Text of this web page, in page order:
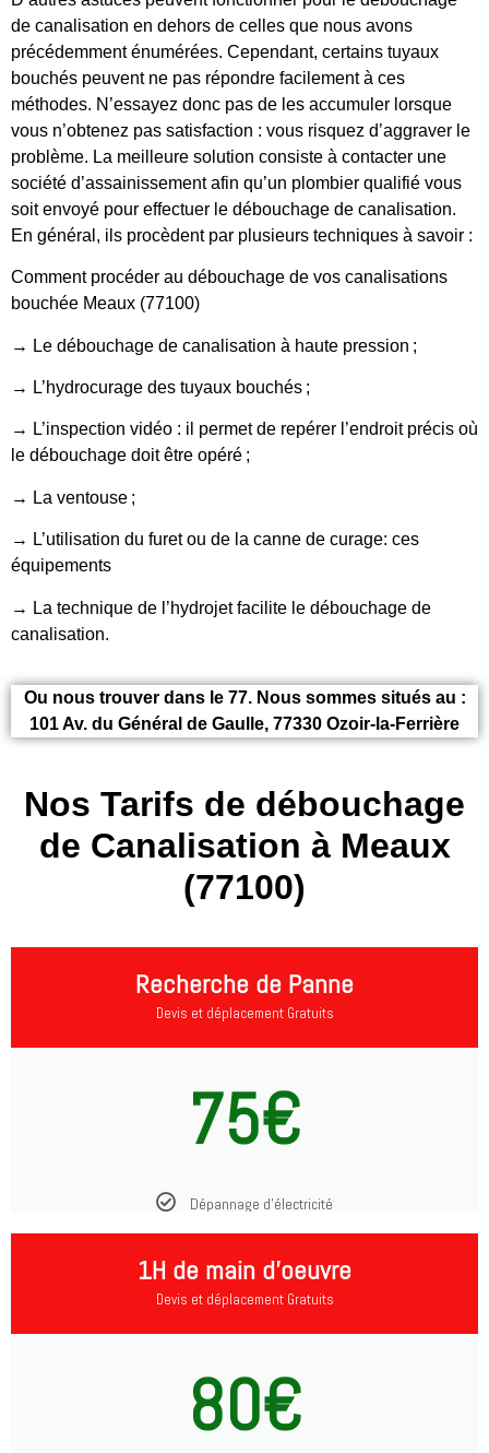
de canalisation en dehors de celles que nous avons
précédemment énumérées. Cependant, certains tuyaux
bouchés peuvent ne pas répondre facilement à ces
méthodes. N’essayez donc pas de les accumuler lorsque
vous n’obtenez pas satisfaction : vous risquez d’aggraver le
problème. La meilleure solution consiste à contacter une
société d’assainissement afin qu’un plombier qualifié vous
soit envoyé pour effectuer le débouchage de canalisation.
En général, ils procèdent par plusieurs techniques à savoir :
Comment procéder au débouchage de vos canalisations
bouchée Meaux (77100)
→ Le débouchage de canalisation à haute pression ;
→ L’hydrocurage des tuyaux bouchés ;
→ L’inspection vidéo : il permet de repérer l’endroit précis où
le débouchage doit être opéré ;
→ La ventouse ;
→ L’utilisation du furet ou de la canne de curage: ces
équipements
→ La technique de l’hydrojet facilite le débouchage de
canalisation.
Ou nous trouver dans le 77. Nous sommes situés au :
101 Av. du Général de Gaulle, 77330 Ozoir-la-Ferrière
Nos Tarifs de débouchage
de Canalisation à Meaux
(77100)
Recherche de Panne
Devis et déplacement Gratuits
75€
Dépannage d'électricité
1H de main d'oeuvre
Devis et déplacement Gratuits
80€